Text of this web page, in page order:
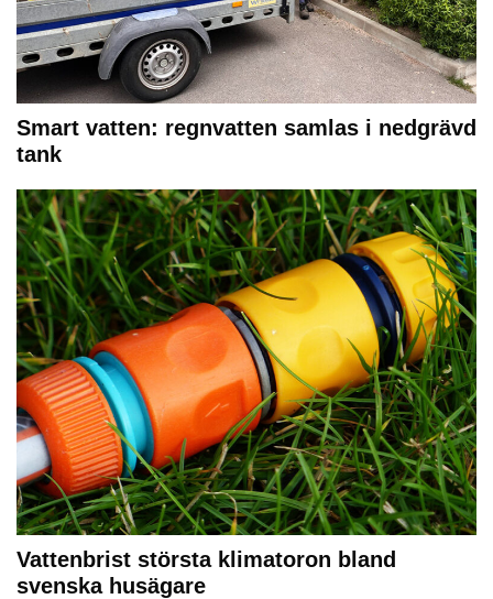
Smart vatten: regnvatten samlas i nedgrävd
tank
Vattenbrist största klimatoron bland
svenska husägare